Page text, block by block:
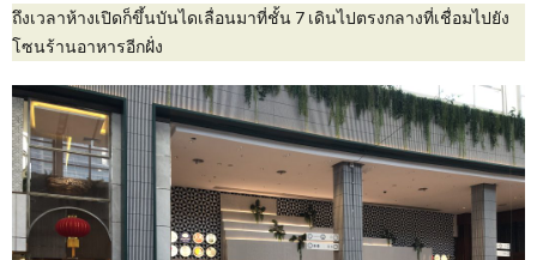
ถึงเวลาห้างเปิดก็ขึ้นบันไดเลื่อนมาที่ชั้น 7 เดินไปตรงกลางที่เชื่อมไปยัง
โซนร้านอาหารอีกฝั่ง